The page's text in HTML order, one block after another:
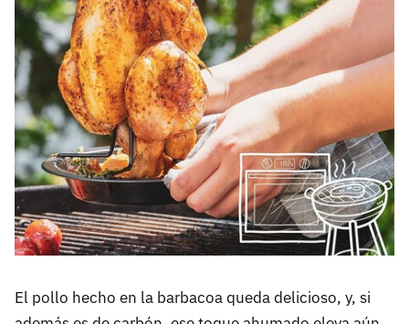
El pollo hecho en la barbacoa queda delicioso, y, si